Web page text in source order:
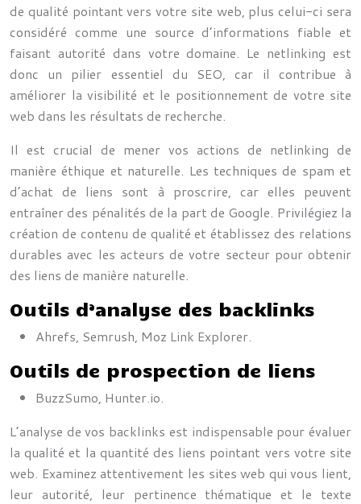
de qualité pointant vers votre site web, plus celui-ci sera
considéré comme une source d’informations fiable et
faisant autorité dans votre domaine. Le netlinking est
donc un pilier essentiel du SEO, car il contribue à
améliorer la visibilité et le positionnement de votre site
web dans les résultats de recherche.
Il est crucial de mener vos actions de netlinking de
manière éthique et naturelle. Les techniques de spam et
d’achat de liens sont à proscrire, car elles peuvent
entraîner des pénalités de la part de Google. Privilégiez la
création de contenu de qualité et établissez des relations
durables avec les acteurs de votre secteur pour obtenir
des liens de manière naturelle.
Outils d’analyse des backlinks
Ahrefs, Semrush, Moz Link Explorer.
Outils de prospection de liens
BuzzSumo, Hunter.io.
L’analyse de vos backlinks est indispensable pour évaluer
la qualité et la quantité des liens pointant vers votre site
web. Examinez attentivement les sites web qui vous lient,
leur autorité, leur pertinence thématique et le texte